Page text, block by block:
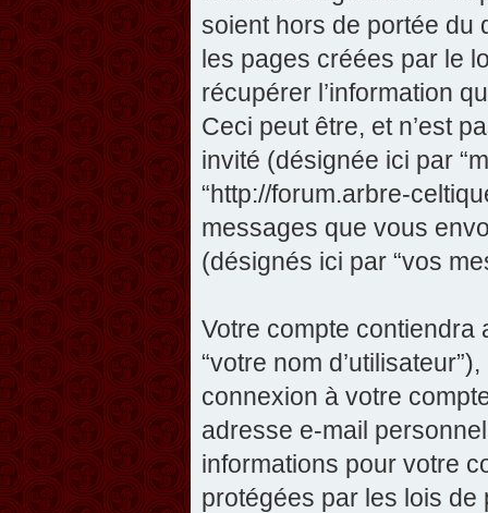
soient hors de portée du
les pages créées par le
récupérer l’information
Ceci peut être, et n’est
invité (désignée ici par
“http://forum.arbre-
messages que vous
(désignés ici par “vos
Votre compte contiendra
“votre nom
connexion à votre
adresse e-mail
informations pour votre
protégées par les lois